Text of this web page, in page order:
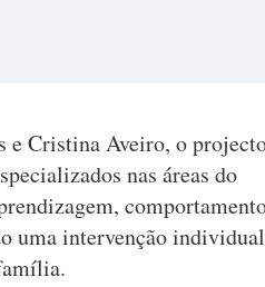
e Cristina Aveiro, o
nas áreas do
uma intervenção